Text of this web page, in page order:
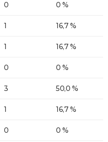
0 0 %
1 16,7 %
1 16,7 %
0 0 %
3 50,0 %
1 16,7 %
0 0 %